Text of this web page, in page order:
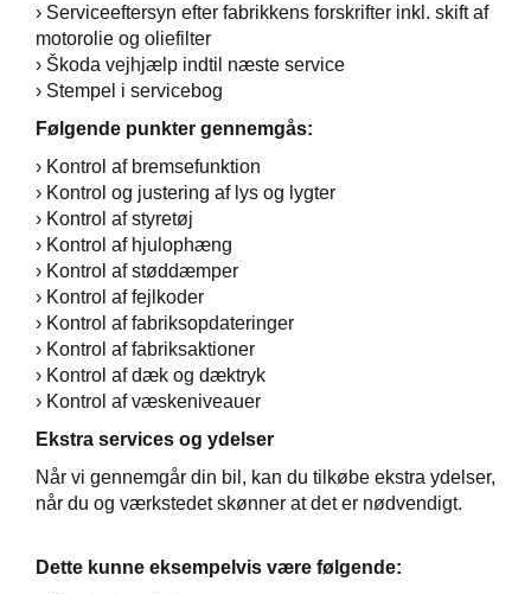
› Serviceeftersyn efter fabrikkens forskrifter inkl. skift af
motorolie og oliefilter
› Škoda vejhjælp indtil næste service
› Stempel i servicebog
Følgende punkter gennemgås:
› Kontrol af bremsefunktion
› Kontrol og justering af lys og lygter
› Kontrol af styretøj
› Kontrol af hjulophæng
› Kontrol af støddæmper
› Kontrol af fejlkoder
› Kontrol af fabriksopdateringer
› Kontrol af fabriksaktioner
› Kontrol af dæk og dæktryk
› Kontrol af væskeniveauer
Ekstra services og ydelser
Når vi gennemgår din bil, kan du tilkøbe ekstra ydelser,
når du og værkstedet skønner at det er nødvendigt.
Dette kunne eksempelvis være følgende: